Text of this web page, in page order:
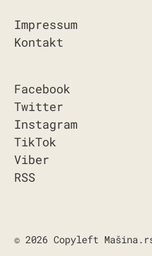
Impressum
Kontakt
Facebook
Twitter
Instagram
TikTok
Viber
RSS
© 2026 Copyleft